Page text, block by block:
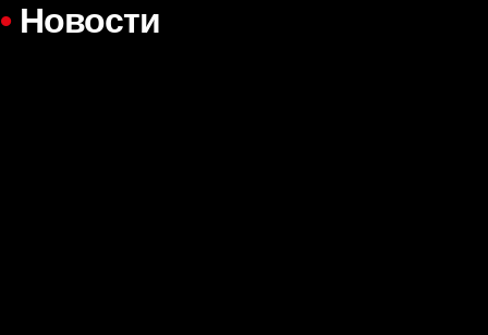
•Новости
Новая серия полезных видео проекта